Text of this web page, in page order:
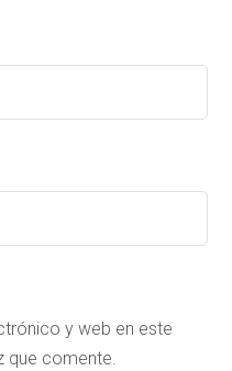
y web en este
que comente.